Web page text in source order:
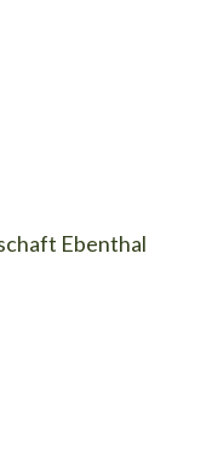
Ebenthal